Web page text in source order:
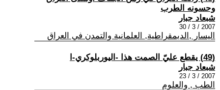
وحسونه الطرب
شبعاد جبار
2007 / 3 / 30
اليسار ,الديمقراطية, العلمانية والتمدن في العراق
(49) يقطع عليّ الصمت هذا -اليوربلوكري-ا
شبعاد جبار
2007 / 3 / 23
الطب , والعلوم